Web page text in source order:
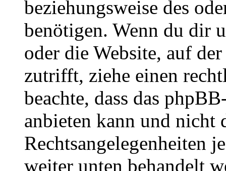
beziehungsweise des
benötigen. Wenn du dir
oder die Website, auf
zutrifft, ziehe einen
beachte, dass das
anbieten kann und nicht
Rechtsangelegenheiten
weiter unten behandelt